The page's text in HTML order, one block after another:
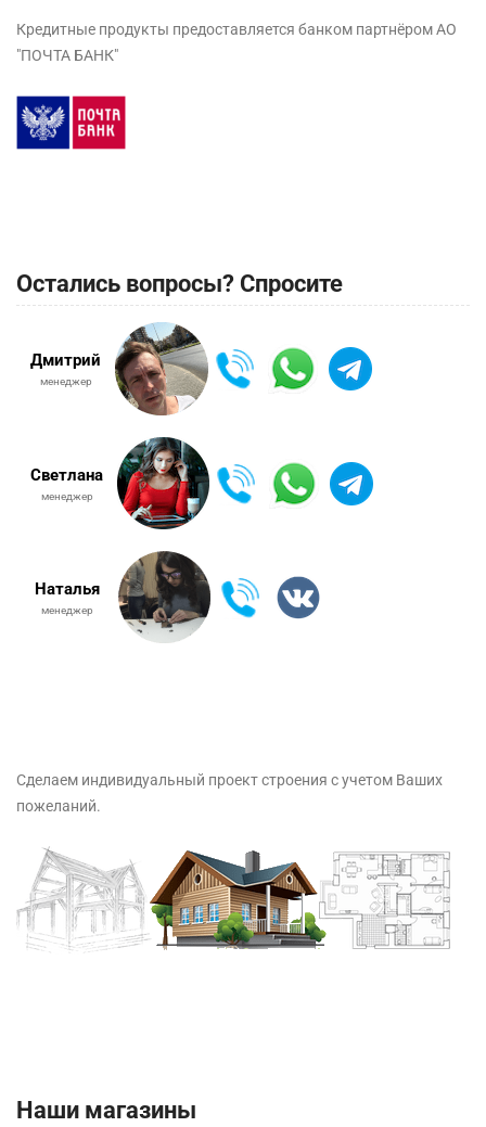
Кредитные продукты предоставляется банком партнёром АО
"ПОЧТА БАНК"
Остались вопросы? Спросите
Дмитрий
менеджер
Светлана
менеджер
Наталья
менеджер
Сделаем индивидуальный проект строения с учетом Ваших
пожеланий.
Наши магазины